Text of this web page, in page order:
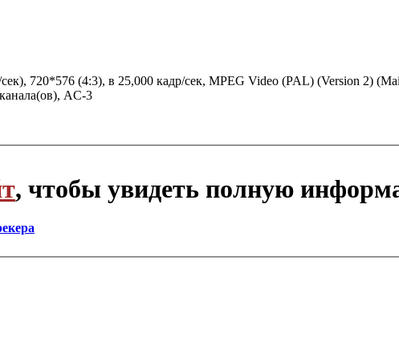
720*576 (4:3), в 25,000 кадр/сек, MPEG Video (PAL) (Version 2)
AC-3
, чтобы увидеть полную